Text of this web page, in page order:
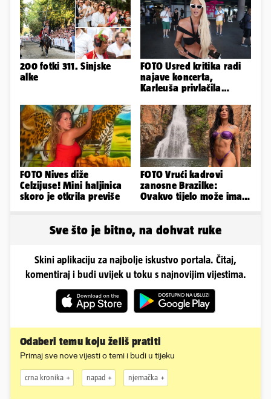
200 fotki 311. Sinjske
alke
FOTO Usred kritika radi
najave koncerta,
Karleuša privlačila
aerodromu
FOTO Nives diže
Celzijuse! Mini haljinica
skoro je otkrila previše
FOTO Vrući kadrovi
zanosne Brazilke:
Ovakvo tijelo može imati
Sve što je bitno, na dohvat ruke
Skini aplikaciju za najbolje iskustvo portala. Čitaj,
komentiraj i budi uvijek u toku s najnovijim vijestima.
Odaberi temu koju želiš pratiti
Primaj sve nove vijesti o temi i budi u tijeku
crna kronika napad njemačka